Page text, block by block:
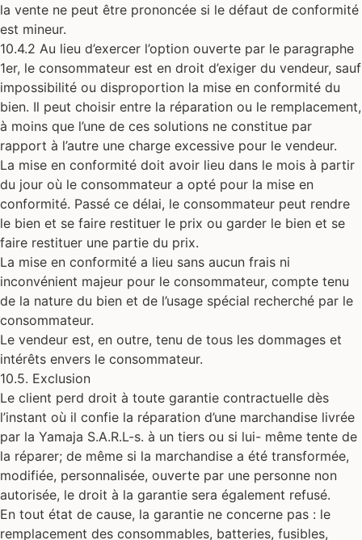
la vente ne peut être prononcée si le défaut de conformité
est mineur.
10.4.2 Au lieu d’exercer l’option ouverte par le paragraphe
1er, le consommateur est en droit d’exiger du vendeur, sauf
impossibilité ou disproportion la mise en conformité du
bien. Il peut choisir entre la réparation ou le remplacement,
à moins que l’une de ces solutions ne constitue par
rapport à l’autre une charge excessive pour le vendeur.
La mise en conformité doit avoir lieu dans le mois à partir
du jour où le consommateur a opté pour la mise en
conformité. Passé ce délai, le consommateur peut rendre
le bien et se faire restituer le prix ou garder le bien et se
faire restituer une partie du prix.
La mise en conformité a lieu sans aucun frais ni
inconvénient majeur pour le consommateur, compte tenu
de la nature du bien et de l’usage spécial recherché par le
consommateur.
Le vendeur est, en outre, tenu de tous les dommages et
intérêts envers le consommateur.
10.5. Exclusion
Le client perd droit à toute garantie contractuelle dès
l’instant où il confie la réparation d’une marchandise livrée
par la Yamaja S.A.R.L-s. à un tiers ou si lui- même tente de
la réparer; de même si la marchandise a été transformée,
modifiée, personnalisée, ouverte par une personne non
autorisée, le droit à la garantie sera également refusé.
En tout état de cause, la garantie ne concerne pas : le
remplacement des consommables, batteries, fusibles,